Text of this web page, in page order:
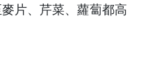
片、芹菜、蘿蔔都高